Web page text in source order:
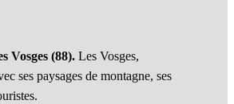
Vosges (88). Les Vosges,
ses paysages de montagne, ses